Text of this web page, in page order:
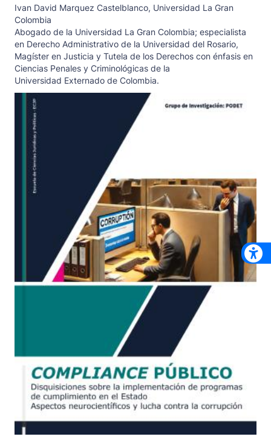
Ivan David Marquez Castelblanco, Universidad La Gran
Colombia
Abogado de la Universidad La Gran Colombia; especialista
en Derecho Administrativo de la Universidad del Rosario,
Magíster en Justicia y Tutela de los Derechos con énfasis en
Ciencias Penales y Criminológicas de la
Universidad Externado de Colombia.